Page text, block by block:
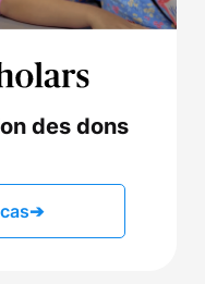
des dons
➔